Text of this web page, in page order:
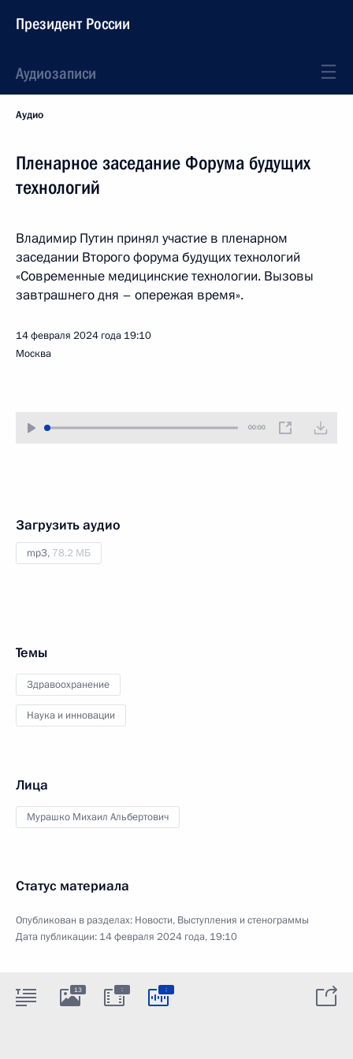
Президент России
Аудиозаписи
Аудио
Пленарное заседание Форума будущих
технологий
Владимир Путин принял участие в пленарном
заседании Второго форума будущих технологий
«Современные медицинские технологии. Вызовы
завтрашнего дня – опережая время».
14 февраля 2024 года 19:10
Москва
00:00
Загрузить аудио
mp3, 78.2 МБ
Темы
Здравоохранение
Наука и инновации
Лица
Мурашко Михаил Альбертович
Статус материала
Опубликован в разделах: Новости, Выступления и стенограммы
Дата публикации: 14 февраля 2024 года, 19:10
13 : :